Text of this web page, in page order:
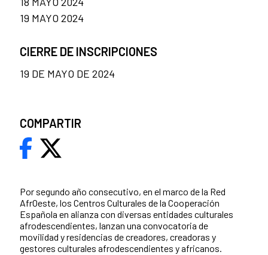
Por segundo año consecutivo, en el marco de la Red
AfrOeste, los Centros Culturales de la Cooperación
Española en alianza con diversas entidades culturales
afrodescendientes, lanzan una convocatoria de
movilidad y residencias de creadores, creadoras y
gestores culturales afrodescendientes y africanos.
19 MAYO 2024
CIERRE DE INSCRIPCIONES
19 DE MAYO DE 2024
COMPARTIR